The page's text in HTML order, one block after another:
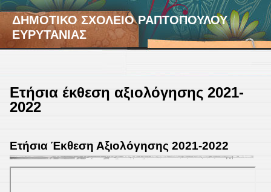
ΔΗΜΟΤΙΚΟ ΣΧΟΛΕΙΟ ΡΑΠΤΟΠΟΥΛΟΥ
ΕΥΡΥΤΑΝΙΑΣ
Ετήσια έκθεση αξιολόγησης 2021-
2022
Ετήσια Έκθεση Αξιολόγησης 2021-2022